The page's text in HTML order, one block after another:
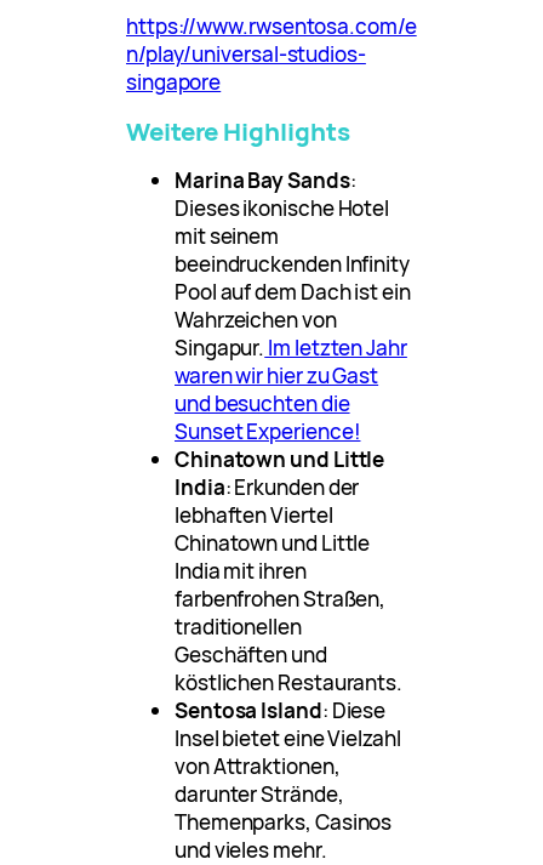
https://www.rwsentosa.com/e
n/play/universal-studios-
singapore
Weitere Highlights
Marina Bay Sands:
Dieses ikonische Hotel
mit seinem
beeindruckenden Infinity
Pool auf dem Dach ist ein
Wahrzeichen von
Singapur. Im letzten Jahr
waren wir hier zu Gast
und besuchten die
Sunset Experience!
Chinatown und Little
India: Erkunden der
lebhaften Viertel
Chinatown und Little
India mit ihren
farbenfrohen Straßen,
traditionellen
Geschäften und
köstlichen Restaurants.
Sentosa Island: Diese
Insel bietet eine Vielzahl
von Attraktionen,
darunter Strände,
Themenparks, Casinos
und vieles mehr.